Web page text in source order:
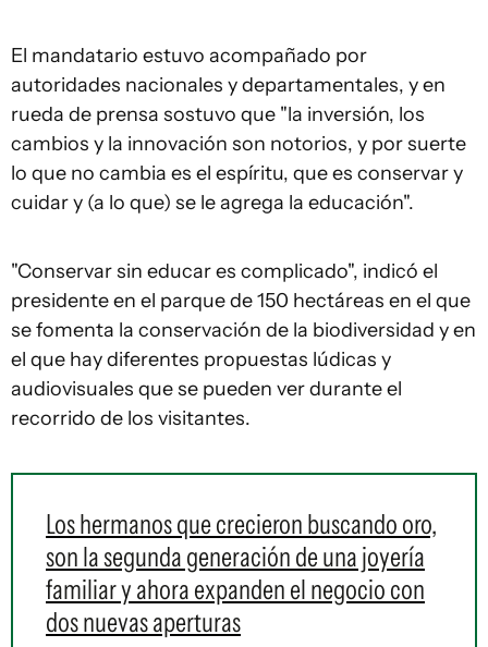
El mandatario estuvo acompañado por
autoridades nacionales y departamentales, y en
rueda de prensa sostuvo que "la inversión, los
cambios y la innovación son notorios, y por suerte
lo que no cambia es el espíritu, que es conservar y
cuidar y (a lo que) se le agrega la educación".
"Conservar sin educar es complicado", indicó el
presidente en el parque de 150 hectáreas en el que
se fomenta la conservación de la biodiversidad y en
el que hay diferentes propuestas lúdicas y
audiovisuales que se pueden ver durante el
recorrido de los visitantes.
Los hermanos que crecieron buscando oro,
son la segunda generación de una joyería
familiar y ahora expanden el negocio con
dos nuevas aperturas